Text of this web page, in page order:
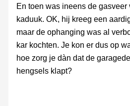
En toen was ineens de gasveer
kaduuk. OK, hij kreeg een
maar de ophanging was al
kar kochten. Je kon er dus op
hoe zorg je dàn dat de
hengsels klapt?